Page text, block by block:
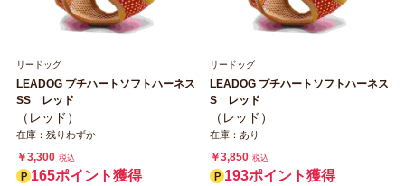
リードッグ
LEADOG プチハートソフトハーネス
SS レッド
（レッド）
在庫：残りわずか
￥3,300 税込
165ポイント獲得
リードッグ
LEADOG プチハートソフトハーネス
S レッド
（レッド）
在庫：あり
￥3,850 税込
193ポイント獲得